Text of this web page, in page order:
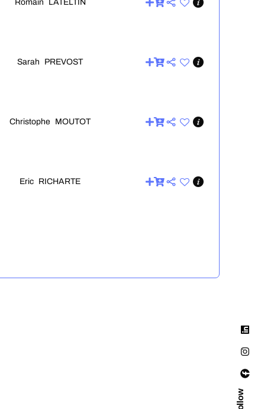
Follow
Romain LATELTIN
Sarah PREVOST
Christophe MOUTOT
Eric RICHARTE